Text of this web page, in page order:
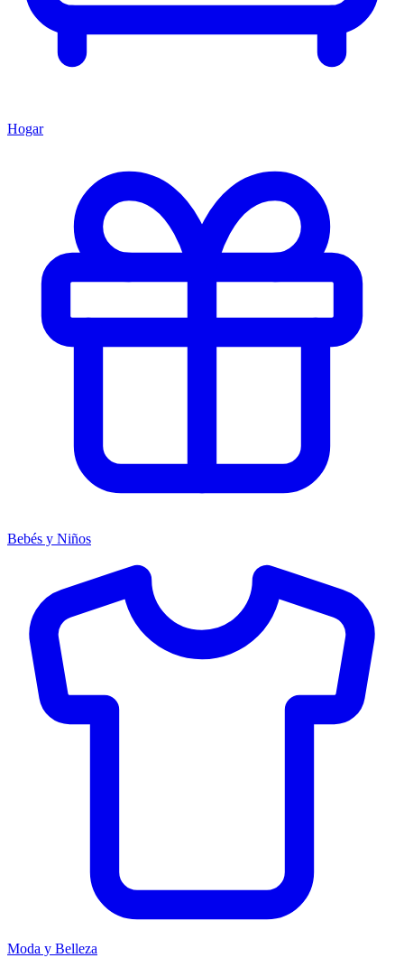
Hogar
Bebés y Niños
Moda y Belleza